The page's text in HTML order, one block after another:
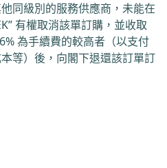
同級別的服務供應商， 未能在
有權取消該單訂購， 並收取
6%為手續費的較高者（以支付
等）後，向閣下退還該訂單訂